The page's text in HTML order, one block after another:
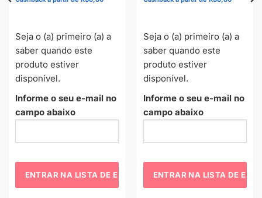
Seja o (a) primeiro (a) a
saber quando este
produto estiver
disponível.
Informe o seu e-mail no
campo abaixo
Seja o (a) primeiro (a) a
saber quando este
produto estiver
disponível.
Informe o seu e-mail no
campo abaixo